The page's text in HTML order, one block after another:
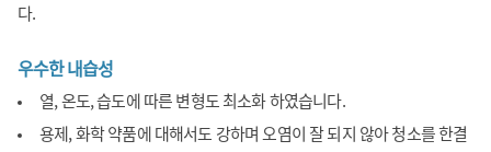
다.
우수한 내습성
열, 온도, 습도에 따른 변형도 최소화 하였습니다.
용제, 화학 약품에 대해서도 강하며 오염이 잘 되지 않아 청소를 한결